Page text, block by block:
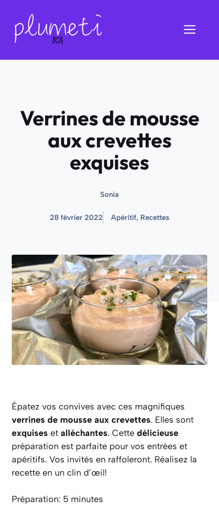
contenu
Verrines de mousse
aux crevettes
exquises
Sonia
28 février 2022 Apéritif, Recettes
Épatez vos convives avec ces magnifiques
verrines de mousse aux crevettes. Elles sont
exquises et alléchantes. Cette délicieuse
préparation est parfaite pour vos entrées et
apéritifs. Vos invités en raffoleront. Réalisez la
recette en un clin d’œil!
Préparation: 5 minutes